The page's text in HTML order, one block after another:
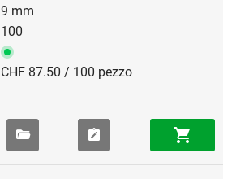
9 mm
100
CHF 87.50 / 100 pezzo